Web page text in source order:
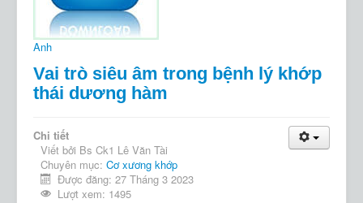
Anh
Vai trò siêu âm trong bệnh lý khớp
thái dương hàm
Chi tiết
Viết bởi Bs Ck1 Lê Văn Tài
Chuyên mục: Cơ xương khớp
Được đăng: 27 Tháng 3 2023
Lượt xem: 1495